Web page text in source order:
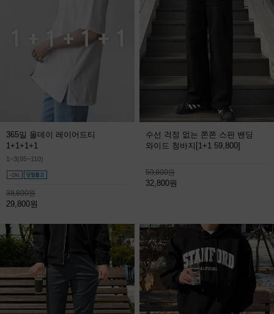
365일 올데이 레이어드티
1+1+1+1
1~3(95~110)
38,800원
29,800원
수선 걱정 없는 쫀쫀 스판 밴딩
와이드 청바지 [1+1 59,800]
59,800원
32,800원